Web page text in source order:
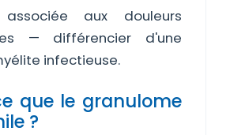
associée aux douleurs
— différencier d'une
infectieuse.
que le granulome
?